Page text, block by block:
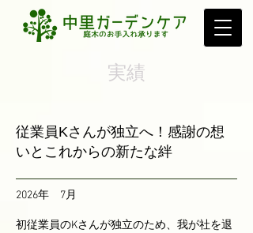
実績
従業員Kさんが独立へ！感謝の想
いとこれからの新たな絆
2026年 7月
初従業員のKさんが独立のため、我が社を退